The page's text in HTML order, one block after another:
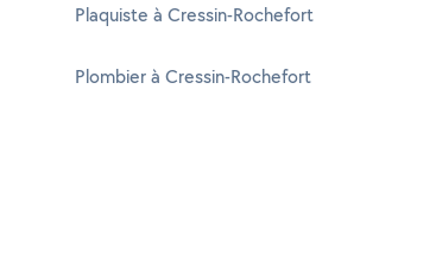
Plaquiste à Cressin-Rochefort
Plombier à Cressin-Rochefort